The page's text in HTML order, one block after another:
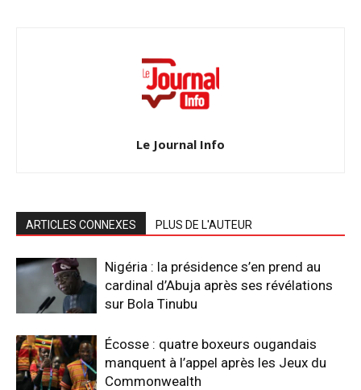
Le Journal Info
ARTICLES CONNEXES PLUS DE L'AUTEUR
Nigéria : la présidence s’en prend au
cardinal d’Abuja après ses révélations
sur Bola Tinubu
Écosse : quatre boxeurs ougandais
manquent à l’appel après les Jeux du
Commonwealth